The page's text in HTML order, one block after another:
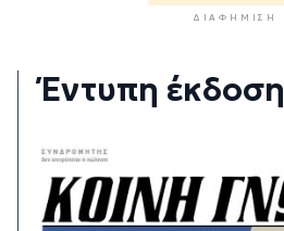
ΔΙΑΦΉΜΙΣΗ
Έντυπη έκδοση